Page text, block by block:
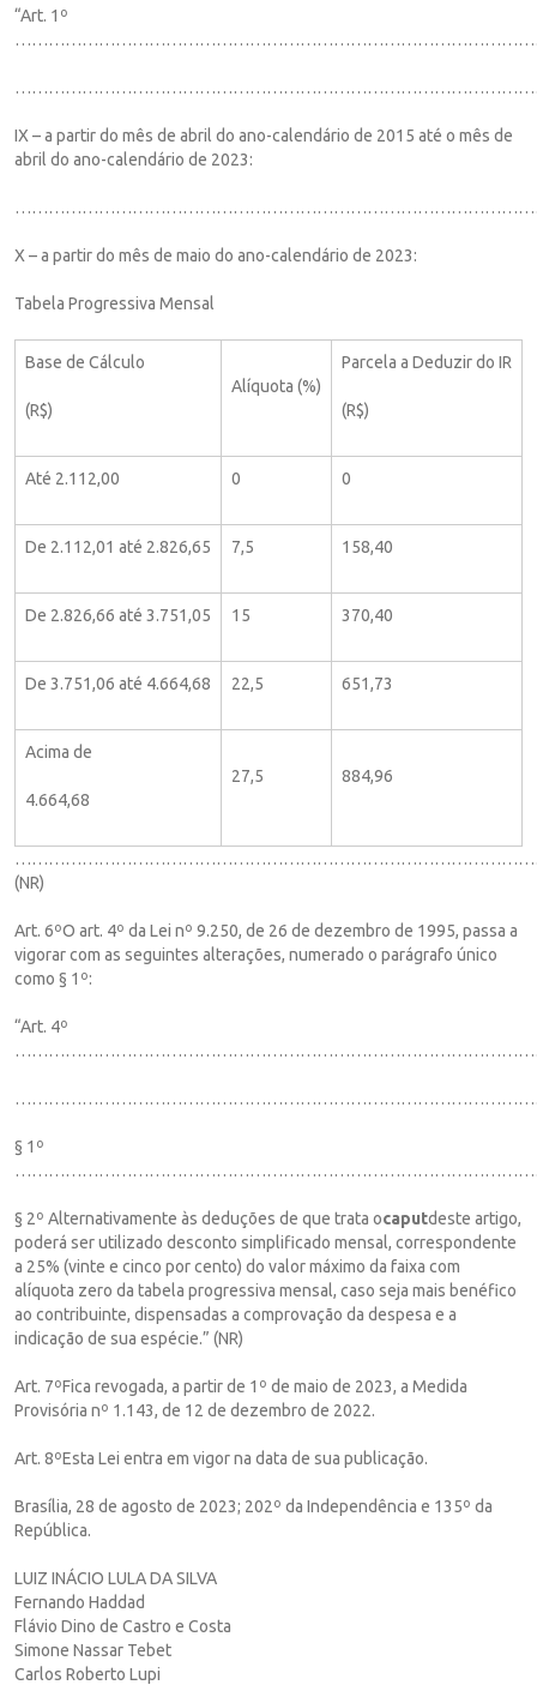
“Art. 1º
IX – a partir do mês de abril do ano-calendário de 2015 até o mês de
abril do ano-calendário de 2023:
X – a partir do mês de maio do ano-calendário de 2023:
Tabela Progressiva Mensal
Base de Cálculo
(R$)
Alíquota (%)
Parcela a Deduzir do IR
(R$)
Até 2.112,00 0 0
De 2.112,01 até 2.826,65 7,5 158,40
De 2.826,66 até 3.751,05 15 370,40
De 3.751,06 até 4.664,68 22,5 651,73
Acima de
4.664,68
27,5 884,96
(NR)
Art. 6ºO art. 4º da Lei nº 9.250, de 26 de dezembro de 1995, passa a
vigorar com as seguintes alterações, numerado o parágrafo único
como § 1º:
“Art. 4º
§ 1º
§ 2º Alternativamente às deduções de que trata ocaputdeste artigo,
poderá ser utilizado desconto simplificado mensal, correspondente
a 25% (vinte e cinco por cento) do valor máximo da faixa com
alíquota zero da tabela progressiva mensal, caso seja mais benéfico
ao contribuinte, dispensadas a comprovação da despesa e a
indicação de sua espécie.” (NR)
Art. 7ºFica revogada, a partir de 1º de maio de 2023, a Medida
Provisória nº 1.143, de 12 de dezembro de 2022.
Art. 8ºEsta Lei entra em vigor na data de sua publicação.
Brasília, 28 de agosto de 2023; 202º da Independência e 135º da
República.
LUIZ INÁCIO LULA DA SILVA
Fernando Haddad
Flávio Dino de Castro e Costa
Simone Nassar Tebet
Carlos Roberto Lupi